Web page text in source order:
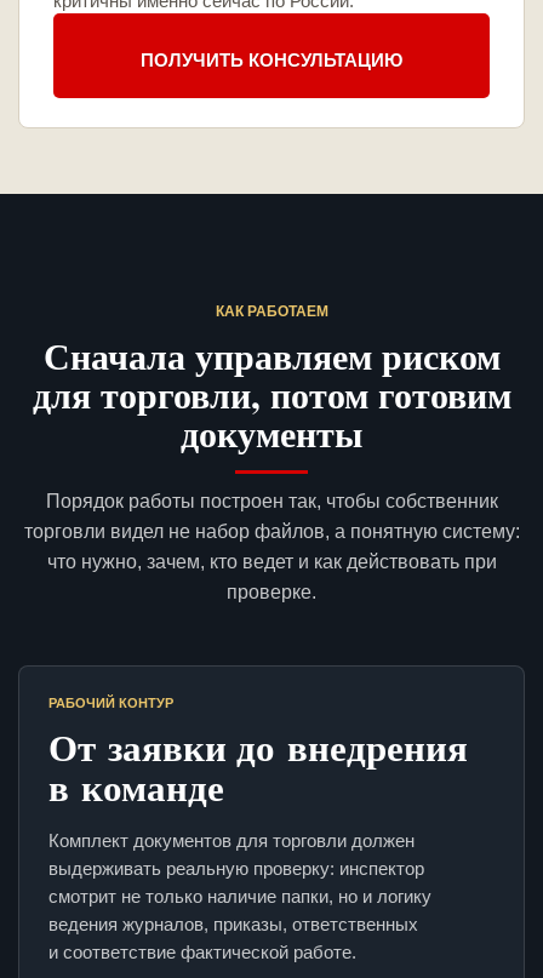
ПОЛУЧИТЬ КОНСУЛЬТАЦИЮ
КАК РАБОТАЕМ
Сначала управляем риском
для торговли, потом готовим
документы
Порядок работы построен так, чтобы собственник
торговли видел не набор файлов, а понятную систему:
что нужно, зачем, кто ведет и как действовать при
проверке.
РАБОЧИЙ КОНТУР
От заявки до внедрения
в команде
Комплект документов для торговли должен
выдерживать реальную проверку: инспектор
смотрит не только наличие папки, но и логику
ведения журналов, приказы, ответственных
и соответствие фактической работе.